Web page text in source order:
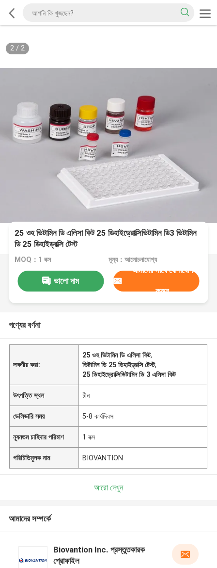
2/ 2
25 ওহ ভিটামিন ডি এলিসা কিট 25 ডিহাইড্রোক্সিভিটামিন ডি3 ভিটামিন
ডি 25 ডিহাইড্রক্সি টেস্ট
MOQ：1 বক্স মূল্য：আলোচনাযোগ্য
ভালো দাম
আমাদের সাথে যোগাযোগ
করুন
পণ্যের বর্ণনা
লক্ষণীয় করা:
25 ওহ ভিটামিন ডি এলিসা কিট,
ভিটামিন ডি 25 ডিহাইড্রক্সি টেস্ট,
25 ডিহাইড্রোক্সিভিটামিন ডি 3 এলিসা কিট
উৎপত্তি স্থল চীন
ডেলিভারি সময় 5-8 কার্যদিবস
ন্যূনতম চাহিদার পরিমাণ 1 বক্স
পরিচিতিমুলক নাম BIOVANTION
আরো দেখুন
আমাদের সম্পর্কে
Biovantion Inc. প্রস্তুতকারক
প্রোফাইল